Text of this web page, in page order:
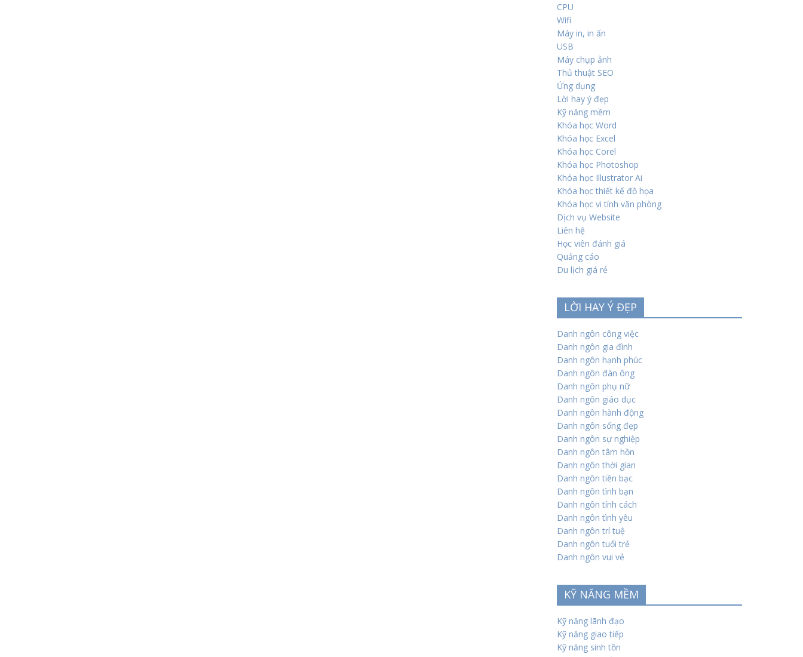
CPU
Wifi
Máy in, in ấn
USB
Máy chụp ảnh
Thủ thuật SEO
Ứng dụng
Lời hay ý đẹp
Kỹ năng mềm
Khóa học Word
Khóa học Excel
Khóa học Corel
Khóa học Photoshop
Khóa học Illustrator Ai
Khóa học thiết kế đồ họa
Khóa học vi tính văn phòng
Dịch vụ Website
Liên hệ
Học viên đánh giá
Quảng cáo
Du lịch giá rẻ
LỜI HAY Ý ĐẸP
Danh ngôn công việc
Danh ngôn gia đình
Danh ngôn hạnh phúc
Danh ngôn đàn ông
Danh ngôn phụ nữ
Danh ngôn giáo dục
Danh ngôn hành động
Danh ngôn sống đẹp
Danh ngôn sự nghiệp
Danh ngôn tâm hồn
Danh ngôn thời gian
Danh ngôn tiền bạc
Danh ngôn tình bạn
Danh ngôn tính cách
Danh ngôn tình yêu
Danh ngôn trí tuệ
Danh ngôn tuổi trẻ
Danh ngôn vui vẻ
KỸ NĂNG MỀM
Kỹ năng lãnh đạo
Kỹ năng giao tiếp
Kỹ năng sinh tồn